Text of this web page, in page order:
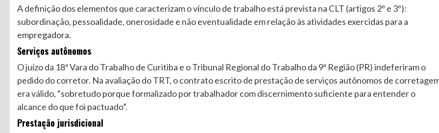
A definição dos elementos que caracterizam o vínculo de trabalho está prevista na CLT (artigos 2º e 3º):
subordinação, pessoalidade, onerosidade e não eventualidade em relação às atividades exercidas para a
empregadora.
Serviços autônomos
O juízo da 18ª Vara do Trabalho de Curitiba e o Tribunal Regional do Trabalho da 9ª Região (PR) indeferiram o
pedido do corretor. Na avaliação do TRT, o contrato escrito de prestação de serviços autônomos de
era válido, “sobretudo porque formalizado por trabalhador com discernimento suficiente para entender o
alcance do que foi pactuado”.
Prestação jurisdicional